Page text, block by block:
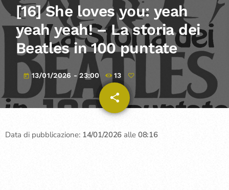
[16] She loves you: yeah
yeah yeah! – La storia dei
Beatles in 100 puntate
today 13/01/2026 - 23:00 13
share
email
Data di pubblicazione: 14/01/2026 alle 08:16